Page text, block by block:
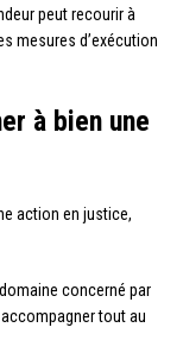
peut recourir à
mesures d’exécution
à bien une
action en justice,
concerné par
tout au